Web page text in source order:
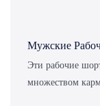
Мужские
Шорты
Кроя Прямого
Эти рабочие
множеством